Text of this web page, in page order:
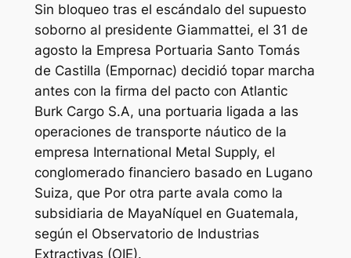
Sin bloqueo tras el escándalo del supuesto
soborno al presidente Giammattei, el 31 de
agosto la Empresa Portuaria Santo Tomás
de Castilla (Empornac) decidió topar marcha
antes con la firma del pacto con Atlantic
Burk Cargo S.A, una portuaria ligada a las
operaciones de transporte náutico de la
empresa International Metal Supply, el
conglomerado financiero basado en Lugano
Suiza, que Por otra parte avala como la
subsidiaria de MayaNíquel en Guatemala,
según el Observatorio de Industrias
Extractivas (OIE).